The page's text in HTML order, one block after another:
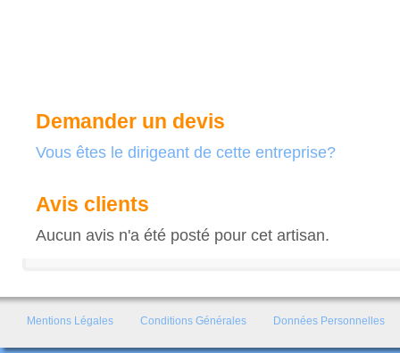
Demander un devis
Vous êtes le dirigeant de cette entreprise?
Avis clients
Aucun avis n'a été posté pour cet artisan.
Mentions Légales Conditions Générales Données Personnelles